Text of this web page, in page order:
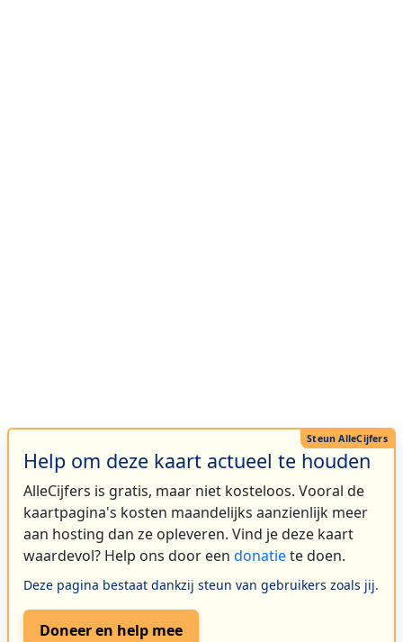
Help om deze kaart actueel te houden
AlleCijfers is gratis, maar niet kosteloos. Vooral de
kaartpagina's kosten maandelijks aanzienlijk meer
aan hosting dan ze opleveren. Vind je deze kaart
waardevol? Help ons door een donatiete doen.
Deze pagina bestaat dankzij steun van gebruikers zoals jij.
Doneer en help mee